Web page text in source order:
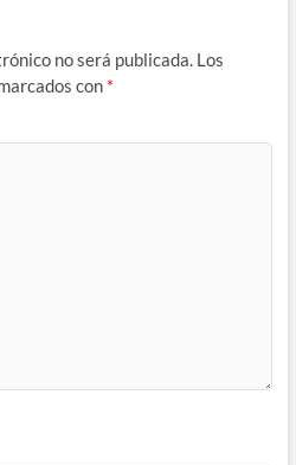
no será publicada. Los
con *